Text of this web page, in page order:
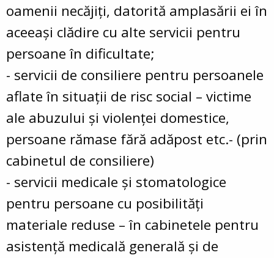
oamenii necăjiţi, datorită amplasării ei în
aceeaşi clădire cu alte servicii pentru
persoane în dificultate;
- servicii de consiliere pentru persoanele
aflate în situaţii de risc social – victime
ale abuzului şi violenţei domestice,
persoane rămase fără adăpost etc.- (prin
cabinetul de consiliere)
- servicii medicale şi stomatologice
pentru persoane cu posibilităţi
materiale reduse – în cabinetele pentru
asistenţă medicală generală și de